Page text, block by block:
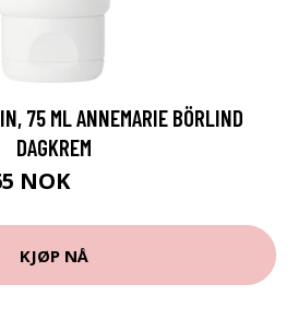
75 ML ANNEMARIE BÖRLIND
DAGKREM
NOK
KJØP NÅ